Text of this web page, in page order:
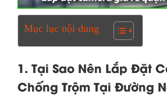
Mục lục nội dung
1. Tại Sao Nên Lắp Đặt
Chống Trộm Tại Đường